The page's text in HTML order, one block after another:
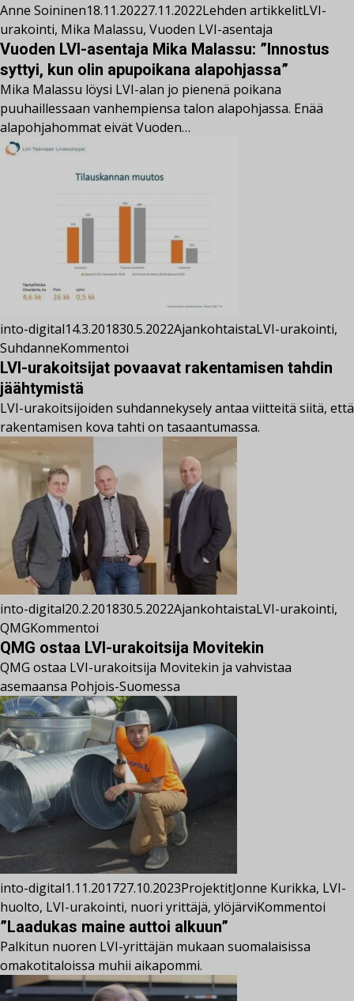
Anne Soininen18.11.20227.11.2022Lehden artikkelitLVI-
urakointi, Mika Malassu, Vuoden LVI-asentaja
Vuoden LVI-asentaja Mika Malassu: ”Innostus
syttyi, kun olin apupoikana alapohjassa”
Mika Malassu löysi LVI-alan jo pienenä poikana
puuhaillessaan vanhempiensa talon alapohjassa. Enää
alapohjahommat eivät Vuoden…
into-digital14.3.201830.5.2022AjankohtaistaLVI-urakointi,
SuhdanneKommentoi
LVI-urakoitsijat povaavat rakentamisen tahdin
jäähtymistä
LVI-urakoitsijoiden suhdannekysely antaa viitteitä siitä, että
rakentamisen kova tahti on tasaantumassa.
into-digital20.2.201830.5.2022AjankohtaistaLVI-urakointi,
QMGKommentoi
QMG ostaa LVI-urakoitsija Movitekin
QMG ostaa LVI-urakoitsija Movitekin ja vahvistaa
asemaansa Pohjois-Suomessa
into-digital1.11.201727.10.2023ProjektitJonne Kurikka, LVI-
huolto, LVI-urakointi, nuori yrittäjä, ylöjärviKommentoi
”Laadukas maine auttoi alkuun”
Palkitun nuoren LVI-yrittäjän mukaan suomalaisissa
omakotitaloissa muhii aikapommi.